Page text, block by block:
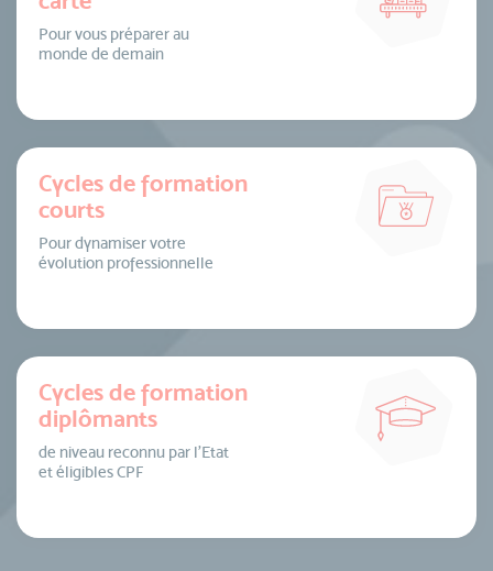
Pour vous préparer au
monde de demain
Cycles de formation
courts
Pour dynamiser votre
évolution professionnelle
Cycles de formation
diplômants
de niveau reconnu par l’Etat
et éligibles CPF